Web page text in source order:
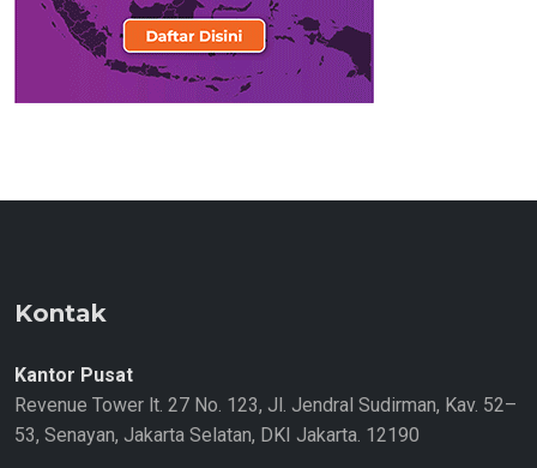
Kontak
Kantor Pusat
Revenue Tower lt. 27 No. 123, Jl. Jendral Sudirman, Kav. 52–
53, Senayan, Jakarta Selatan, DKI Jakarta. 12190